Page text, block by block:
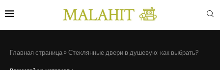
Главная страница » Стеклянные двери в душевую: как выбрать?